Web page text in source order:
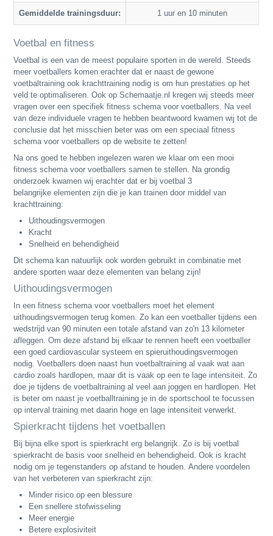
Gemiddelde trainingsduur: 1 uur en 10 minuten
Voetbal en fitness
Voetbal is een van de meest populaire sporten in de wereld. Steeds
meer voetballers komen erachter dat er naast de gewone
voetbaltraining ook krachttraining nodig is om hun prestaties op het
veld te optimaliseren. Ook op Schemaatje.nl kregen wij steeds meer
vragen over een specifiek fitness schema voor voetballers. Na veel
van deze individuele vragen te hebben beantwoord kwamen wij tot de
conclusie dat het misschien beter was om een speciaal fitness
schema voor voetballers op de website te zetten!
Na ons goed te hebben ingelezen waren we klaar om een mooi
fitness schema voor voetballers samen te stellen. Na grondig
onderzoek kwamen wij erachter dat er bij voetbal 3
belangrijke elementen zijn die je kan trainen door middel van
krachttraining:
Uithoudingsvermogen
Kracht
Snelheid en behendigheid
Dit schema kan natuurlijk ook worden gebruikt in combinatie met
andere sporten waar deze elementen van belang zijn!
Uithoudingsvermogen
In een fitness schema voor voetballers moet het element
uithoudingsvermogen terug komen. Zo kan een voetballer tijdens een
wedstrijd van 90 minuten een totale afstand van zo'n 13 kilometer
afleggen. Om deze afstand bij elkaar te rennen heeft een voetballer
een goed cardiovascular systeem en spieruithoudingsvermogen
nodig. Voetballers doen naast hun voetbaltraining al vaak wat aan
cardio zoals hardlopen, maar dit is vaak op een te lage intensiteit. Zo
doe je tijdens de voetbaltraining al veel aan joggen en hardlopen. Het
is beter om naast je voetballtraining je in de sportschool te focussen
op interval training met daarin hoge en lage intensiteit verwerkt.
Spierkracht tijdens het voetballen
Bij bijna elke sport is spierkracht erg belangrijk. Zo is bij voetbal
spierkracht de basis voor snelheid en behendigheid. Ook is kracht
nodig om je tegenstanders op afstand te houden. Andere voordelen
van het verbeteren van spierkracht zijn:
Minder risico op een blessure
Een snellere stofwisseling
Meer energie
Betere explosiviteit